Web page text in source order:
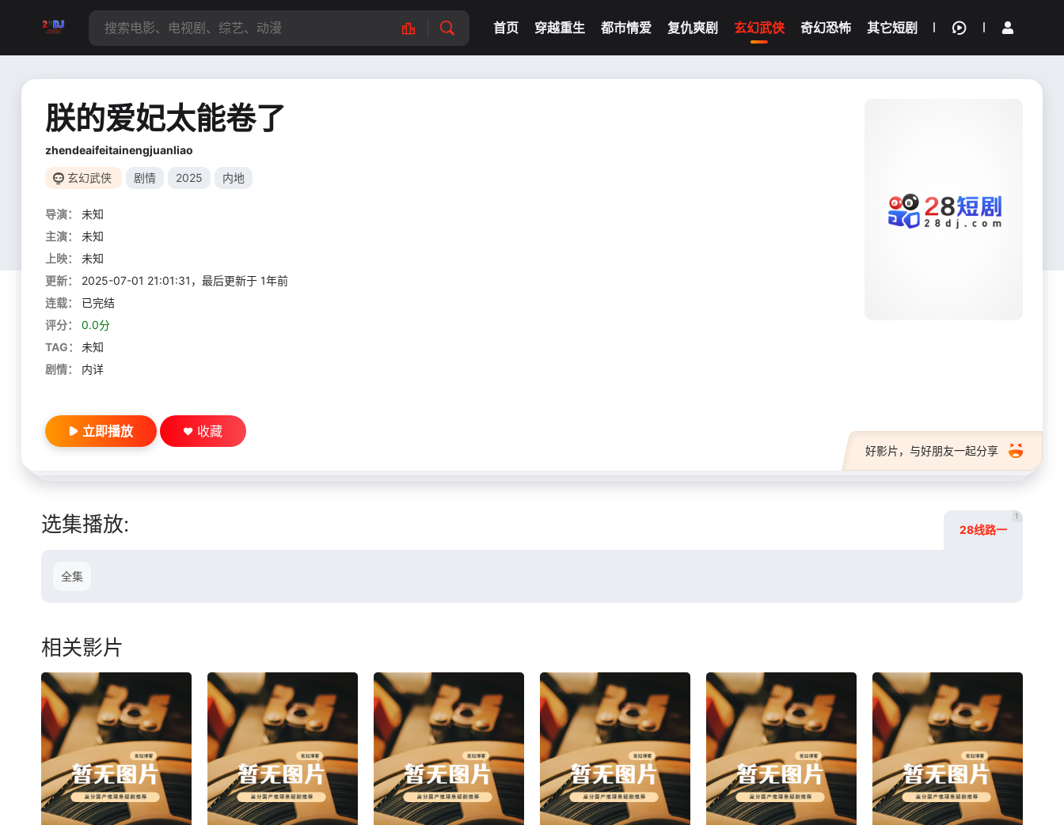
首页 穿越重生 都市情爱 复仇爽剧 玄幻武侠 奇幻恐怖 其它短剧
我的观影记录
朕的爱妃太能卷了
zhendeaifeitainengjuanliao
玄幻武侠 剧情 2025 内地
导演：
未知
主演：
未知
上映：
未知
更新：
2025-07-01 21:01:31，最后更新于 1年前
连载：
已完结
评分：
0.0分
TAG：
未知
剧情：
内详
好影片，与好朋友一起分享
立即播放 收藏
选集播放: 28线路一
1
全集
相关影片